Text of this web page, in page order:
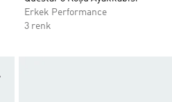
Erkek Performance
3 renk